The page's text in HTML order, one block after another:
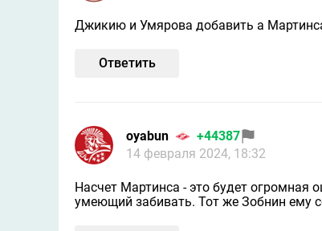
Джикию и Умярова добавить а
Ответить
oyabun
+44387
14 февраля 2024, 18:32
Насчет Мартинса - это будет огромная
умеющий забивать. Тот же Зобнин ему